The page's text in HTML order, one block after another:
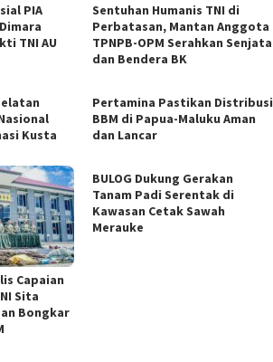
PIA
TNI AU
Sentuhan Humanis TNI di
Perbatasan, Mantan Anggota
TPNPB-OPM Serahkan Senjata
dan Bendera BK
Kusta
Pertamina Pastikan Distribusi
BBM di Papua-Maluku Aman
dan Lancar
Capaian
Sita
Bongkar
BULOG Dukung Gerakan
Tanam Padi Serentak di
Kawasan Cetak Sawah
Merauke